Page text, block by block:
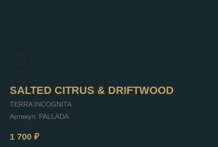
SALTED CITRUS & DRIFTWOOD
TERRA INCOGNITA
Артикул: PALLADA
1 700 ₽